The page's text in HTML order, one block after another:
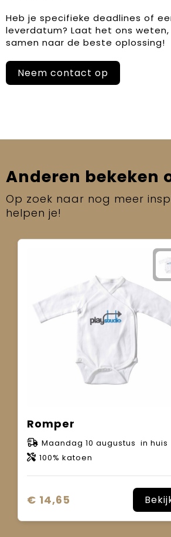
Heb je specifieke deadlines of
leverdatum? Laat het ons weten,
samen naar de beste oplossing!
Neem contact op
Anderen bekeken
Op zoek naar nog meer
helpen je!
Romper
Maandag 10 augustus in huis
100% katoen
€ 14,65